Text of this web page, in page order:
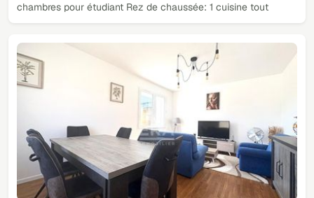
chambres pour étudiant Rez de chaussée: 1 cuisine tout